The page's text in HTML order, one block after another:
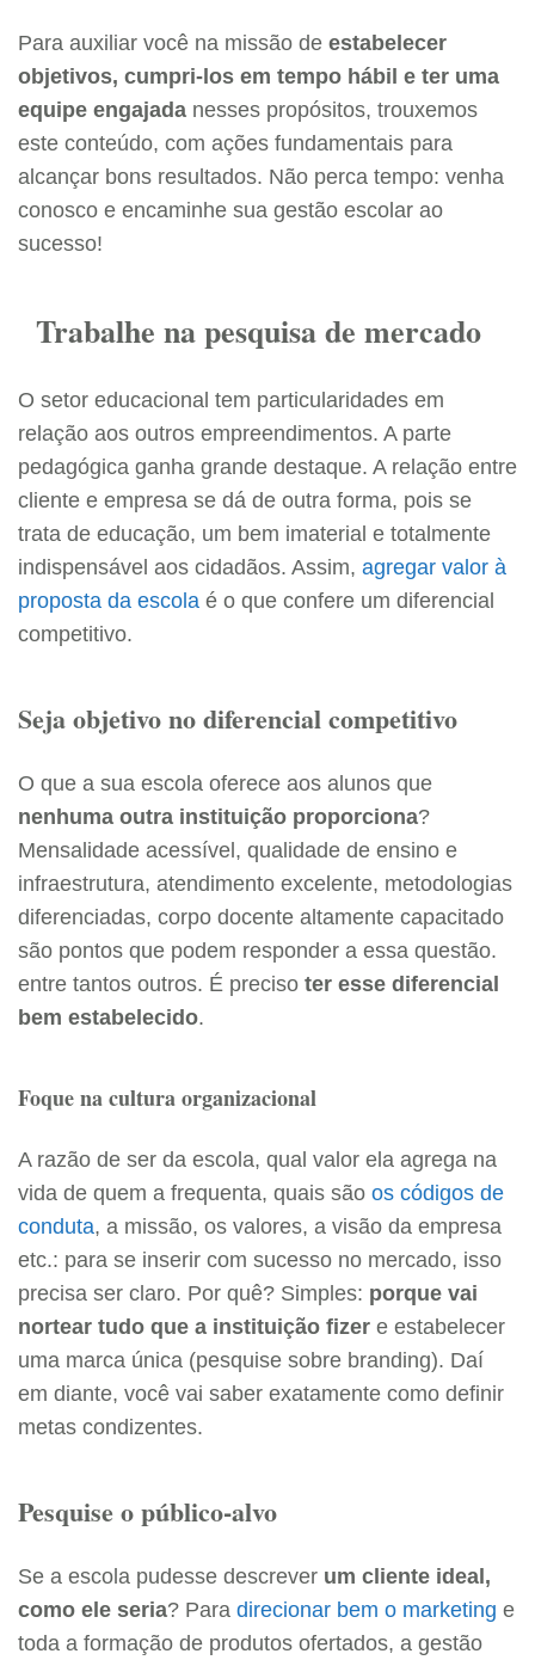
Para auxiliar você na missão de estabelecer
objetivos, cumpri-los em tempo hábil e ter uma
equipe engajada nesses propósitos, trouxemos
este conteúdo, com ações fundamentais para
alcançar bons resultados. Não perca tempo: venha
conosco e encaminhe sua gestão escolar ao
sucesso!
Trabalhe na pesquisa de mercado
O setor educacional tem particularidades em
relação aos outros empreendimentos. A parte
pedagógica ganha grande destaque. A relação entre
cliente e empresa se dá de outra forma, pois se
trata de educação, um bem imaterial e totalmente
indispensável aos cidadãos. Assim, agregar valor à
proposta da escola é o que confere um diferencial
competitivo.
Seja objetivo no diferencial competitivo
O que a sua escola oferece aos alunos que
nenhuma outra instituição proporciona?
Mensalidade acessível, qualidade de ensino e
infraestrutura, atendimento excelente, metodologias
diferenciadas, corpo docente altamente capacitado
são pontos que podem responder a essa questão.
entre tantos outros. É preciso ter esse diferencial
bem estabelecido.
Foque na cultura organizacional
A razão de ser da escola, qual valor ela agrega na
vida de quem a frequenta, quais são os códigos de
conduta, a missão, os valores, a visão da empresa
etc.: para se inserir com sucesso no mercado, isso
precisa ser claro. Por quê? Simples: porque vai
nortear tudo que a instituição fizer e estabelecer
uma marca única (pesquise sobre branding). Daí
em diante, você vai saber exatamente como definir
metas condizentes.
Pesquise o público-alvo
Se a escola pudesse descrever um cliente ideal,
como ele seria? Para direcionar bem o marketing e
toda a formação de produtos ofertados, a gestão